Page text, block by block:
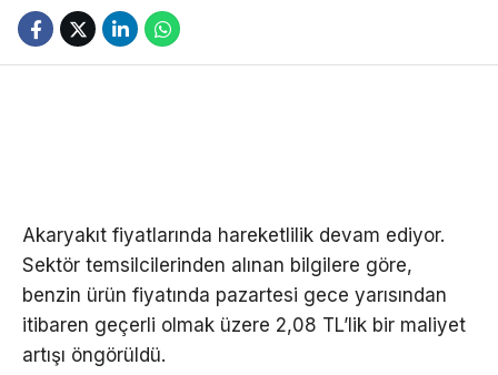
Akaryakıt fiyatlarında hareketlilik devam ediyor.
Sektör temsilcilerinden alınan bilgilere göre,
benzin ürün fiyatında pazartesi gece yarısından
itibaren geçerli olmak üzere 2,08 TL’lik bir maliyet
artışı öngörüldü.